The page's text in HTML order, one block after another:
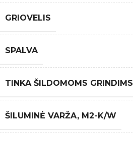
GRIOVELIS
SPALVA
TINKA ŠILDOMOMS GRINDIMS
ŠILUMINĖ VARŽA, M2-K/W